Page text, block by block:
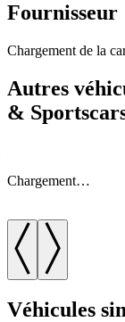
Fournisseur
Chargement de la
Autres
&
Chargement…
Véhicules